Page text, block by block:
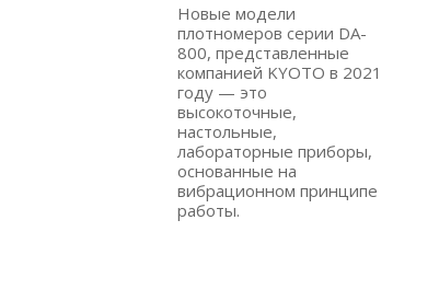
Новые модели
плотномеров серии DA-
800, представленные
компанией KYOTO в 2021
году — это
высокоточные,
настольные,
лабораторные приборы,
основанные на
вибрационном принципе
работы.